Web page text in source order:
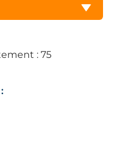
: 75